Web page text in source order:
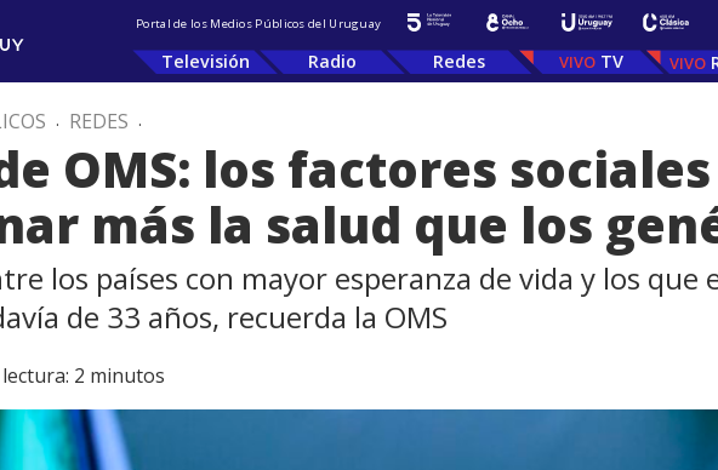
Portal de los Medios Públicos del Uruguay
Televisión Radio Redes TV
. REDES .
OMS: los factores
más la salud que los
los países con mayor esperanza de vida y los que
de 33 años, recuerda la OMS
2 minutos